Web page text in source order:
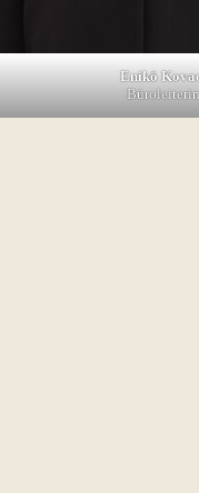
Enikö
Büroleiterin